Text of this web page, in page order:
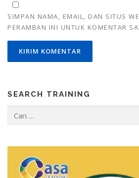
SIMPAN NAMA, EMAIL, DAN SITUS
PERAMBAN INI UNTUK KOMENTAR
SEARCH TRAINING
untuk: